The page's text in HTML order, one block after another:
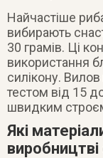
Найчастіше
вибирають
30 грамів. Ці
використання
силікону.
тестом від 15
швидким
Які
виробництві